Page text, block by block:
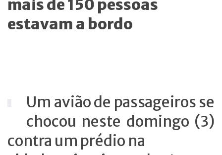
mais de 150 pessoas
estavam a bordo
Um avião de passageiros se
chocou neste domingo (3)
contra um prédio na